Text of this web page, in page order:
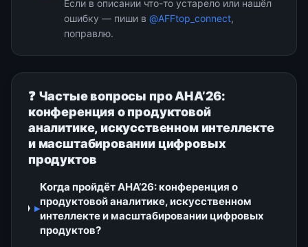
Если в описании что-то устарело или нашёл
ошибку — пиши в @AFFtop_connect,
поправлю.
❓ Частые вопросы про АНА’26:
конференция о продуктовой
аналитике, искусственном интеллекте
и масштабировании цифровых
продуктов
▸
Когда пройдёт АНА’26: конференция о
продуктовой аналитике, искусственном
интеллекте и масштабировании цифровых
продуктов?